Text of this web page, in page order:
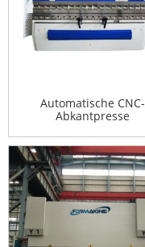
Automatische CNC-
Abkantpresse